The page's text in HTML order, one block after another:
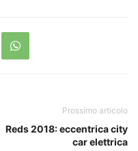
Prossimo articolo
Reds 2018: eccentrica city
car elettrica